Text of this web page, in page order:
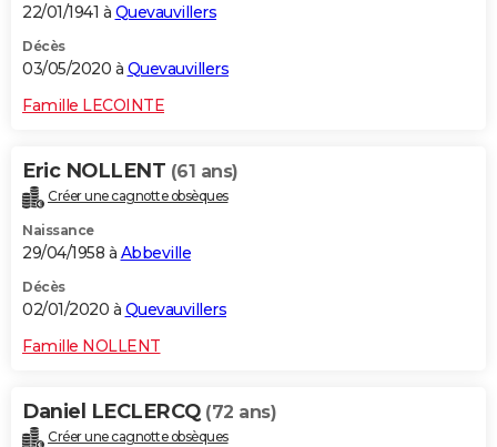
22/01/1941 à Quevauvillers
Décès
03/05/2020 à Quevauvillers
Famille LECOINTE
Eric NOLLENT (61 ans)
Créer une cagnotte obsèques
Naissance
29/04/1958 à Abbeville
Décès
02/01/2020 à Quevauvillers
Famille NOLLENT
Daniel LECLERCQ (72 ans)
Créer une cagnotte obsèques